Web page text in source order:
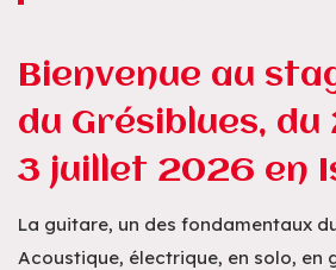
Bienvenue au
du Grésiblues, du
3 juillet 2026 en
La guitare, un des fondamentaux
Acoustique, électrique, en solo, en